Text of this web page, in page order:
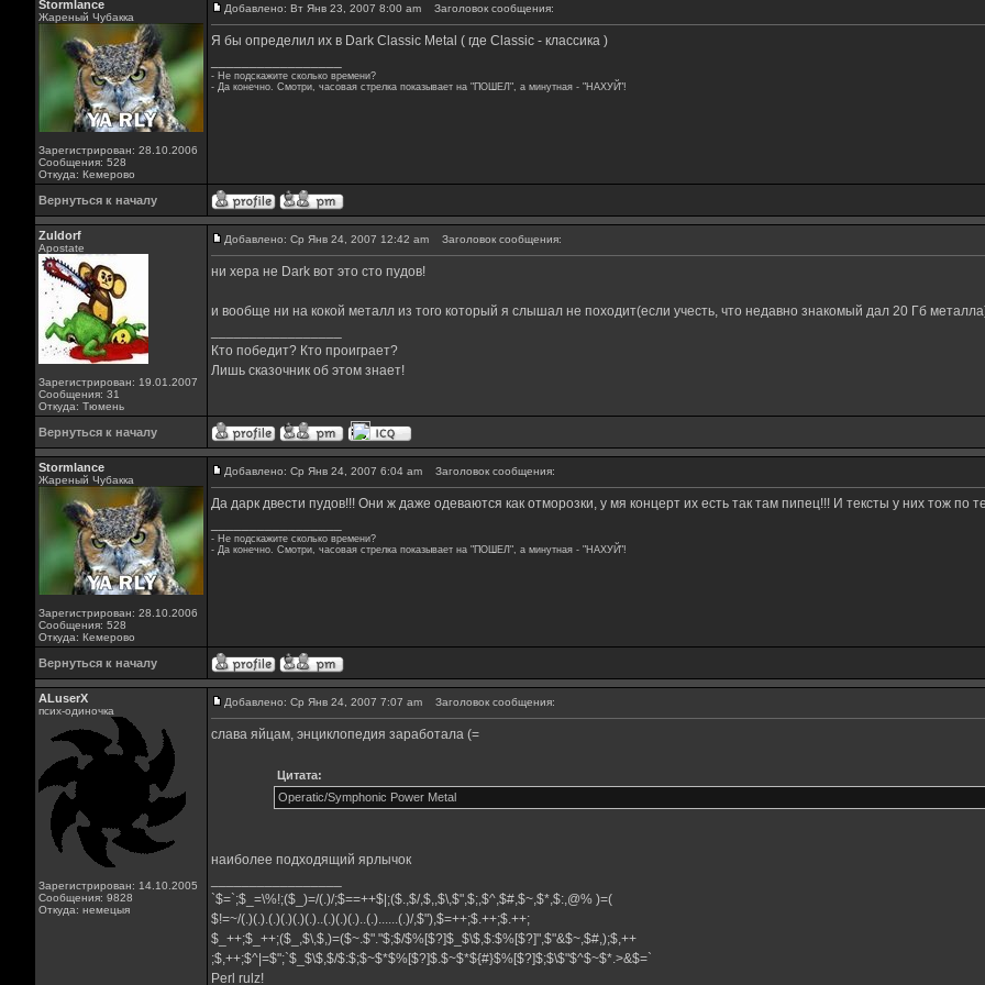
Stormlance
Жареный Чубакка
Зарегистрирован: 28.10.2006
Сообщения: 528
Откуда: Кемерово
Добавлено: Вт Янв 23, 2007 8:00 am Заголовок сообщения:
Я бы определил их в Dark Classic Metal ( где Classic - классика )
- Не подскажите сколько времени?
- Да конечно. Смотри, часовая стрелка показывает на "ПОШЕЛ", а минутная - "НАХУЙ"!
Вернуться к началу
Zuldorf
Apostate
Зарегистрирован: 19.01.2007
Сообщения: 31
Откуда: Тюмень
Добавлено: Ср Янв 24, 2007 12:42 am Заголовок сообщения:
ни хера не Dark вот это сто пудов!
и вообще ни на кокой металл из того который я слышал не походит(если учесть, что недавно знакомый дал 20 Гб
Кто победит? Кто проиграет?
Лишь сказочник об этом знает!
Вернуться к началу
Stormlance
Жареный Чубакка
Зарегистрирован: 28.10.2006
Сообщения: 528
Откуда: Кемерово
Добавлено: Ср Янв 24, 2007 6:04 am Заголовок сообщения:
Да дарк двести пудов!!! Они ж даже одеваются как отморозки, у мя концерт их есть так там пипец!!! И тексты у них тож по
- Не подскажите сколько времени?
- Да конечно. Смотри, часовая стрелка показывает на "ПОШЕЛ", а минутная - "НАХУЙ"!
Вернуться к началу
ALuserX
псих-одиночка
Зарегистрирован: 14.10.2005
Сообщения: 9828
Откуда: немецыя
Добавлено: Ср Янв 24, 2007 7:07 am Заголовок сообщения:
слава яйцам, энциклопедия заработала (=
Цитата:
Operatic/Symphonic Power Metal
наиболее подходящий ярлычок
`$=`;$_=\%!;($_)=/(.)/;$==++$|;($.,$/,$,,$\,$",$;,$^,$#,$~,$*,$:,@% )=(
$!=~/(.)(.).(.)(.)(.)(.)..(.)(.)(.)..(.)......(.)/,$"),$=++;$.++;$.++;
$_++;$_++;($_,$\,$,)=($~.$"."$;$/$%[$?]$_$\$,$:$%[$?]",$"&$~,$#,);$,++
;$,++;$^|=$";`$_$\$,$/$:$;$~$*$%[$?]$.$~$*${#}$%[$?]$;$\$"$^$~$*.>&$=`
Perl rulz!